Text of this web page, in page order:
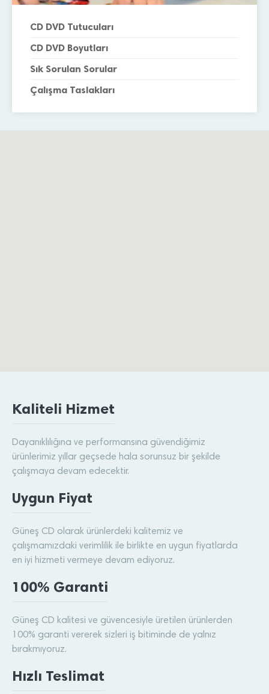
CD DVD Tutucuları
CD DVD Boyutları
Sık Sorulan Sorular
Çalışma Taslakları
Kaliteli Hizmet
Dayanıklılığına ve performansına güvendiğimiz
ürünlerimiz yıllar geçsede hala sorunsuz bir şekilde
çalışmaya devam edecektir.
Uygun Fiyat
Güneş CD olarak ürünlerdeki kalitemiz ve
çalışmamızdaki verimlilik ile birlikte en uygun fiyatlarda
en iyi hizmeti vermeye devam ediyoruz.
100% Garanti
Güneş CD kalitesi ve güvencesiyle üretilen ürünlerden
100% garanti vererek sizleri iş bitiminde de yalnız
bırakmıyoruz.
Hızlı Teslimat